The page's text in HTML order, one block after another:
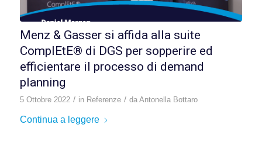
Menz & Gasser si affida alla suite
ComplEtE® di DGS per sopperire ed
efficientare il processo di demand
planning
5 Ottobre 2022 / in Referenze / da Antonella Bottaro
Continua a leggere